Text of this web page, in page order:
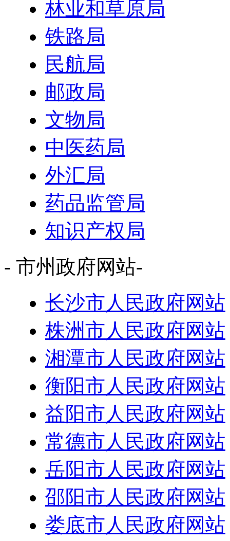
林业和草原局
铁路局
民航局
邮政局
文物局
中医药局
外汇局
药品监管局
知识产权局
- 市州政府网站-
长沙市人民政府网站
株洲市人民政府网站
湘潭市人民政府网站
衡阳市人民政府网站
益阳市人民政府网站
常德市人民政府网站
岳阳市人民政府网站
邵阳市人民政府网站
娄底市人民政府网站